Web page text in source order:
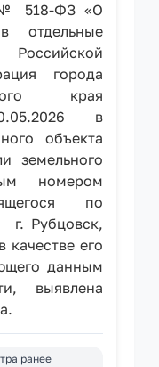
№ 518-ФЗ «О
отдельные
Российской
города
края
в
объекта
номером
по
г. Рубцовск,
его
данным
выявлена
ранее